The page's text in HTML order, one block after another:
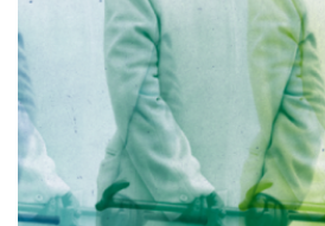
VR - AR - new tech
grafica - ADV
allestimenti
photo shooting - produzione